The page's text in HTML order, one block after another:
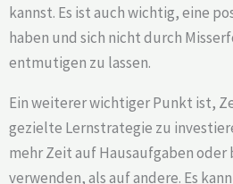
kannst. Es ist auch wichtig, eine
haben und sich nicht durch
entmutigen zu lassen.
Ein weiterer wichtiger Punkt ist,
gezielte Lernstrategie zu
mehr Zeit auf Hausaufgaben oder
verwenden, als auf andere. Es